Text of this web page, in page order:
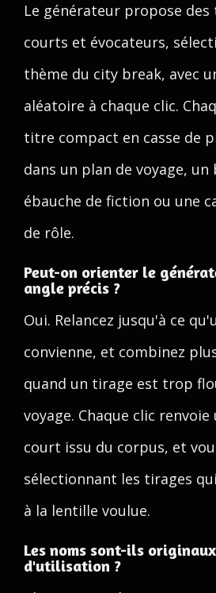
Le générateur propose
courts et évocateurs,
thème du city break, avec
aléatoire à chaque clic.
titre compact en casse de
dans un plan de voyage, un
ébauche de fiction ou une
de rôle.
Peut-on orienter le
angle précis ?
Oui. Relancez jusqu'à ce
convienne, et combinez
quand un tirage est trop
voyage. Chaque clic
court issu du corpus, et
sélectionnant les tirages
à la lentille voulue.
Les noms sont-ils
d'utilisation ?